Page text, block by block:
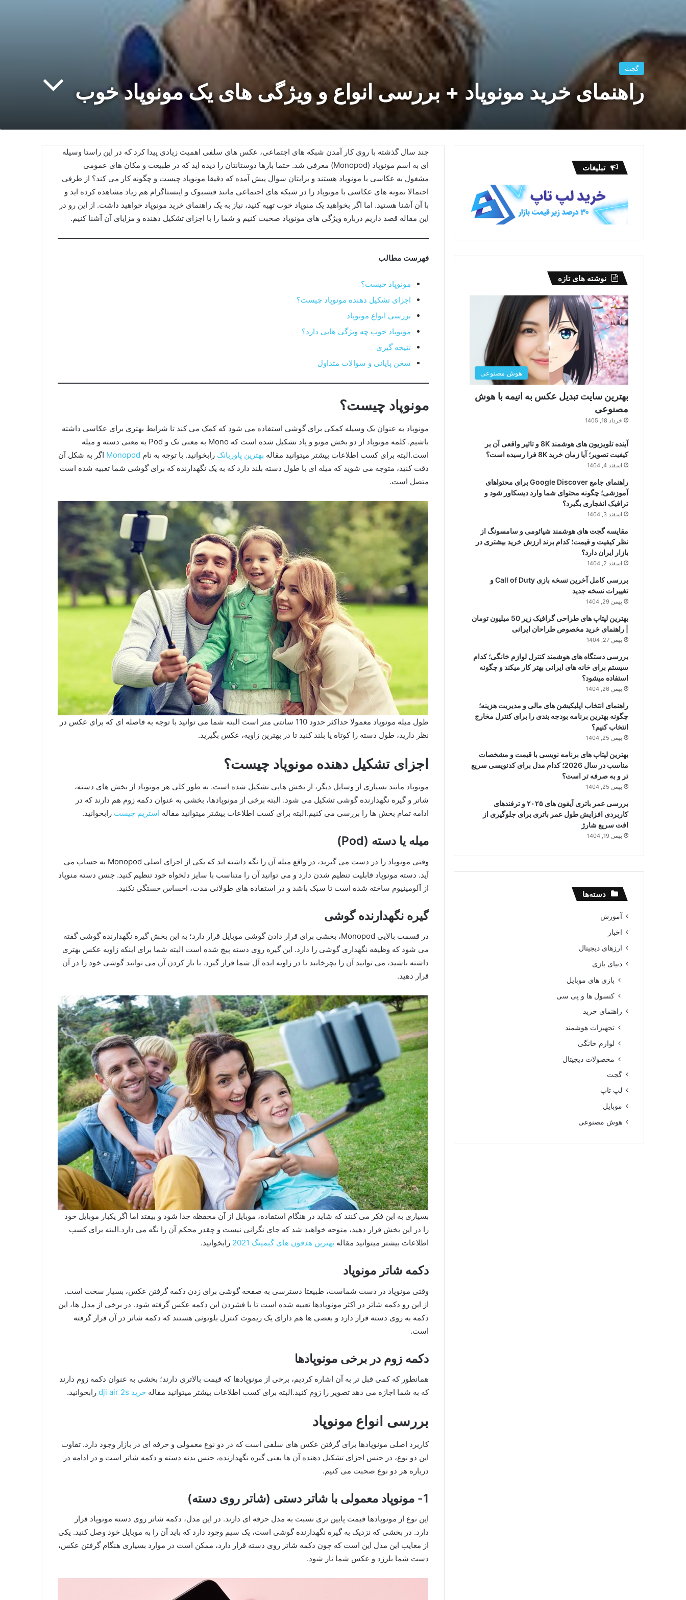
گجت
راهنمای خرید مونوپاد + بررسی انواع و ویژگی های یک مونوپاد خوب
چند سال گذشته با روی کار آمدن شبکه های اجتماعی، عکس های سلفی اهمیت زیادی پیدا کرد که در این راستا وسیله
ای به اسم مونوپاد (Monopod) معرفی شد. حتما بارها دوستانتان را دیده اید که در طبیعت و مکان های عمومی
مشغول به عکاسی با مونوپاد هستند و برایتان سوال پیش آمده که دقیقا مونوپاد چیست و چگونه کار می کند؟ از طرفی
احتمالا نمونه های عکاسی با مونوپاد را در شبکه های اجتماعی مانند فیسبوک و اینستاگرام هم زیاد مشاهده کرده اید و
با آن آشنا هستید. اما اگر بخواهید یک منوپاد خوب تهیه کنید، نیاز به یک راهنمای خرید مونوپاد خواهید داشت. از این رو در
این مقاله قصد داریم درباره ویژگی های مونوپاد صحبت کنیم و شما را با اجزای تشکیل دهنده و مزایای آن آشنا کنیم.
فهرست مطالب
مونوپاد چیست؟
اجزای تشکیل دهنده مونوپاد چیست؟
بررسی انواع مونوپاد
مونوپاد خوب چه ویژگی هایی دارد؟
نتیجه گیری
سخن پایانی و سوالات متداول
مونوپاد چیست؟
مونوپاد به عنوان یک وسیله کمکی برای گوشی استفاده می شود که کمک می کند تا شرایط بهتری برای عکاسی داشته
باشیم. کلمه مونوپاد از دو بخش مونو و پاد تشکیل شده است که Mono به معنی تک و Pod به معنی دسته و میله
است.البته برای کسب اطلاعات بیشتر میتوانید مقاله بهترین پاوربانک رابخوانید. با توجه به نام
اگر به شکل آن
دقت کنید، متوجه می شوید که میله ای با طول دسته بلند دارد که به یک نگهدارنده که برای گوشی شما تعبیه شده است
متصل است.
طول میله مونوپاد معمولا حداکثر حدود 110 سانتی متر است البته شما می توانید با توجه به فاصله ای که برای عکس در
نظر دارید، طول دسته را کوتاه یا بلند کنید تا در بهترین زاویه، عکس بگیرید.
اجزای تشکیل دهنده مونوپاد چیست؟
مونوپاد مانند بسیاری از وسایل دیگر، از بخش هایی تشکیل شده است. به طور کلی هر مونوپاد از بخش های دسته،
شاتر و گیره نگهدارنده گوشی تشکیل می شود. البته برخی از مونوپادها، بخشی به عنوان دکمه زوم هم دارند که در
ادامه تمام بخش ها را بررسی می کنیم.البته برای کسب اطلاعات بیشتر میتوانید مقاله استریم چیست رابخوانید.
میله یا دسته (Pod)
وقتی مونوپاد را در دست می گیرید، در واقع میله آن را نگه داشته اید که یکی از اجزای اصلی Monopod به حساب می
آید. دسته مونوپاد قابلیت تنظیم شدن دارد و می توانید آن را متناسب با سایز دلخواه خود تنظیم کنید. جنس دسته منوپاد
از آلومینیوم ساخته شده است تا سبک باشد و در استفاده های طولانی مدت، احساس خستگی نکنید.
گیره نگهدارنده گوشی
در قسمت بالایی Monopod، بخشی برای قرار دادن گوشی موبایل قرار دارد؛ به این بخش گیره نگهدارنده گوشی گفته
می شود که وظیفه نگهداری گوشی را دارد. این گیره روی دسته پیچ شده است البته شما برای اینکه زاویه عکس بهتری
داشته باشید، می توانید آن را بچرخانید تا در زاویه ایده آل شما قرار گیرد. با باز کردن آن می توانید گوشی خود را در آن
قرار دهید.
بسیاری به این فکر می کنند که شاید در هنگام استفاده، موبایل از آن محفظه جدا شود و بیفتد اما اگر یکبار موبایل خود
را در این بخش قرار دهید، متوجه خواهید شد که جای نگرانی نیست و چقدر محکم آن را نگه می دارد.البته برای کسب
اطلاعات بیشتر میتوانید مقاله بهترین هدفون های گیمینگ 2021 رابخوانید.
دکمه شاتر مونوپاد
وقتی مونوپاد در دست شماست، طبیعتا دسترسی به صفحه گوشی برای زدن دکمه گرفتن عکس، بسیار سخت است.
از این رو دکمه شاتر در اکثر مونوپادها تعبیه شده است تا با فشردن این دکمه عکس گرفته شود. در برخی از مدل ها، این
دکمه به روی دسته قرار دارد و بعضی ها هم دارای یک ریموت کنترل بلوتوثی هستند که دکمه شاتر در آن قرار گرفته
است.
دکمه زوم در برخی مونوپادها
همانطور که کمی قبل تر به آن اشاره کردیم، برخی از مونوپادها که قیمت بالاتری دارند؛ بخشی به عنوان دکمه زوم دارند
که به شما اجازه می دهد تصویر را زوم کنید.البته برای کسب اطلاعات بیشتر میتوانید مقاله خرید dji air 2s رابخوانید.
بررسی انواع مونوپاد
کاربرد اصلی مونوپادها برای گرفتن عکس های سلفی است که در دو نوع معمولی و حرفه ای در بازار وجود دارد. تفاوت
این دو نوع، در جنس اجزای تشکیل دهنده آن ها یعنی گیره نگهدارنده، جنس بدنه دسته و دکمه شاتر است و در ادامه در
درباره هر دو نوع صحبت می کنیم.
1- مونوپاد معمولی با شاتر دستی (شاتر روی دسته)
این نوع از مونوپادها قیمت پایین تری نسبت به مدل حرفه ای دارند. در این مدل، دکمه شاتر روی دسته مونوپاد قرار
دارد. در بخشی که نزدیک به گیره نگهدارنده گوشی است، یک سیم وجود دارد که باید آن را به موبایل خود وصل کنید. یکی
از معایب این مدل این است که چون دکمه شاتر روی دسته قرار دارد، ممکن است در موارد بسیاری هنگام گرفتن عکس،
دست شما بلرزد و عکس شما تار شود.
تبلیغات
نوشته های تازه
هوش مصنوعی
بهترین سایت تبدیل عکس به انیمه با هوش
مصنوعی
خرداد 18, 1405
آینده تلویزیون های هوشمند 8K و تاثیر واقعی آن بر
کیفیت تصویر؛ آیا زمان خرید 8K فرا رسیده است؟
اسفند 4, 1404
راهنمای جامع Google Discover برای محتواهای
آموزشی؛ چگونه محتوای شما وارد دیسکاور شود و
ترافیک انفجاری بگیرد؟
اسفند 3, 1404
مقایسه گجت های هوشمند شیائومی و سامسونگ از
نظر کیفیت و قیمت؛ کدام برند ارزش خرید بیشتری در
بازار ایران دارد؟
اسفند 2, 1404
بررسی کامل آخرین نسخه بازی Call of Duty و
تغییرات نسخه جدید
بهمن 29, 1404
بهترین لپتاپ های طراحی گرافیک زیر 50 میلیون تومان
| راهنمای خرید مخصوص طراحان ایرانی
بهمن 27, 1404
بررسی دستگاه های هوشمند کنترل لوازم خانگی؛ کدام
سیستم برای خانه های ایرانی بهتر کار میکند و چگونه
استفاده میشود؟
بهمن 26, 1404
راهنمای انتخاب اپلیکیشن های مالی و مدیریت هزینه؛
چگونه بهترین برنامه بودجه بندی را برای کنترل مخارج
انتخاب کنیم؟
بهمن 25, 1404
بهترین لپتاپ های برنامه نویسی با قیمت و مشخصات
مناسب در سال 2026؛ کدام مدل برای کدنویسی سریع
تر و به صرفه تر است؟
بهمن 25, 1404
بررسی عمر باتری آیفون های ۲۰۲۵ و ترفندهای
کاربردی افزایش طول عمر باتری برای جلوگیری از
افت سریع شارژ
بهمن 19, 1404
دسته‌ها
آموزش
اخبار
ارزهای دیجیتال
دنیای بازی
بازی های موبایل
کنسول ها و پی سی
راهنمای خرید
تجهیزات هوشمند
لوازم خانگی
محصولات دیجیتال
گجت
لپ تاپ
موبایل
هوش مصنوعی